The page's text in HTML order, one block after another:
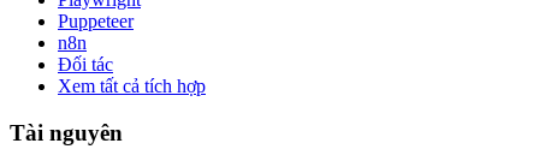
Puppeteer
n8n
Đối tác
Xem tất cả tích hợp
Tài nguyên